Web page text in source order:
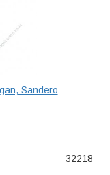
Sandero
32218